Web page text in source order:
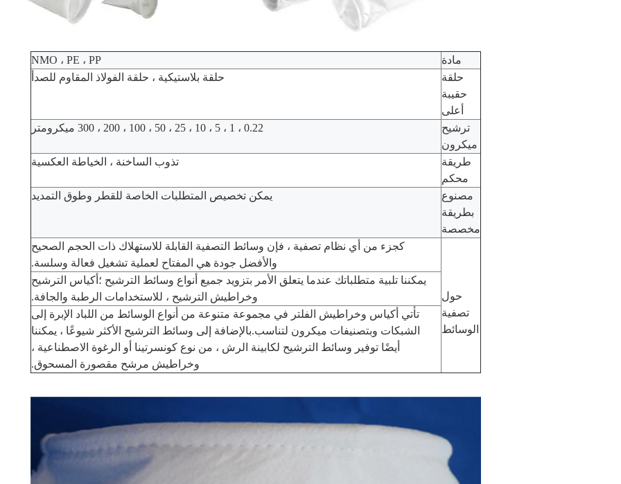
مادة
NMO ، PE ، PP
حلقة
حقيبة
أعلى
حلقة بلاستيكية ، حلقة الفولاذ المقاوم للصدأ
ترشيح
ميكرون
0.22 ، 1 ، 5 ، 10 ، 25 ، 50 ، 100 ، 200 ، 300 ميكرومتر
طريقة
محكم
تذوب الساخنة ، الخياطة العكسية
مصنوع
بطريقة
مخصصة
يمكن تخصيص المتطلبات الخاصة للقطر وطوق التمديد
حول
تصفية
الوسائط
كجزء من أي نظام تصفية ، فإن وسائط التصفية القابلة للاستهلاك ذات الحجم الصحيح
والأفضل جودة هي المفتاح لعملية تشغيل فعالة وسلسة.
يمكننا تلبية متطلباتك عندما يتعلق الأمر بتزويد جميع أنواع وسائط الترشيح ؛أكياس الترشيح
وخراطيش الترشيح ، للاستخدامات الرطبة والجافة.
تأتي أكياس وخراطيش الفلتر في مجموعة متنوعة من أنواع الوسائط من اللباد الإبرة إلى
الشبكات وبتصنيفات ميكرون لتناسب.بالإضافة إلى وسائط الترشيح الأكثر شيوعًا ، يمكننا
أيضًا توفير وسائط الترشيح لكابينة الرش ، من نوع كونسرتينا أو الرغوة الاصطناعية ،
وخراطيش مرشح مقصورة المسحوق.